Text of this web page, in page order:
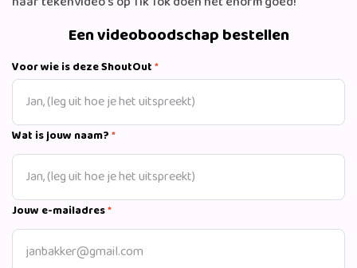
Een videoboodschap bestellen
Voor wie is deze ShoutOut*
Wat is jouw naam?*
Jouw e-mailadres*